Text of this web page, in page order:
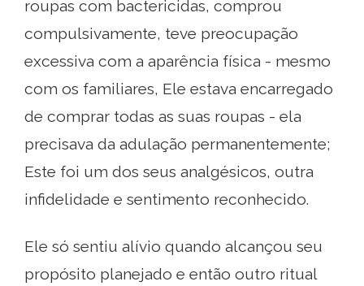
roupas com bactericidas, comprou
compulsivamente, teve preocupação
excessiva com a aparência física - mesmo
com os familiares, Ele estava encarregado
de comprar todas as suas roupas - ela
precisava da adulação permanentemente;
Este foi um dos seus analgésicos, outra
infidelidade e sentimento reconhecido.
Ele só sentiu alívio quando alcançou seu
propósito planejado e então outro ritual